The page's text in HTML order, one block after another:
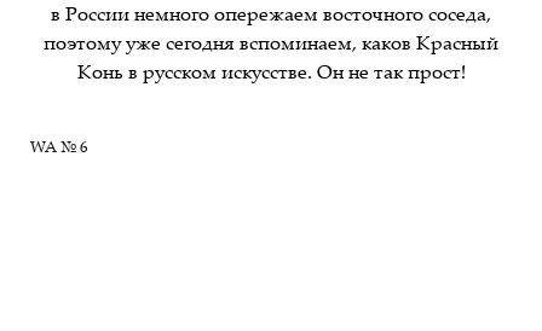
в России немного опережаем восточного соседа,
поэтому уже сегодня вспоминаем, каков Красный
Конь в русском искусстве. Он не так прост!
WA № 6